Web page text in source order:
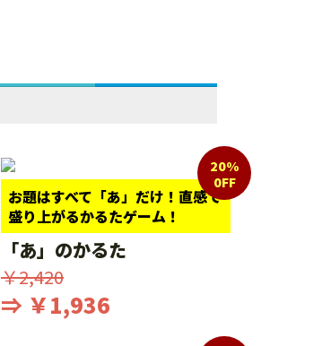
お題はすべて「あ」だけ！直感で
盛り上がるかるたゲーム！
20%
0FF
「あ」のかるた
￥2,420
⇒ ￥1,936